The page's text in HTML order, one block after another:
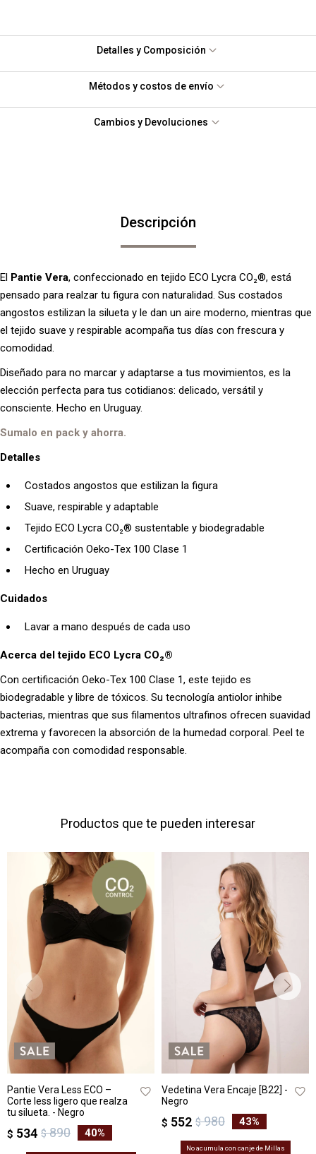
Detalles y Composición
Métodos y costos de envío
Cambios y Devoluciones
Descripción
El Pantie Vera, confeccionado en tejido ECO Lycra CO₂®, está
pensado para realzar tu figura con naturalidad. Sus costados
angostos estilizan la silueta y le dan un aire moderno, mientras que
el tejido suave y respirable acompaña tus días con frescura y
comodidad.
Diseñado para no marcar y adaptarse a tus movimientos, es la
elección perfecta para tus cotidianos: delicado, versátil y
consciente. Hecho en Uruguay.
Sumalo en pack y ahorra.
Detalles
Costados angostos que estilizan la figura
Suave, respirable y adaptable
Tejido ECO Lycra CO₂® sustentable y biodegradable
Certificación Oeko-Tex 100 Clase 1
Hecho en Uruguay
Cuidados
Lavar a mano después de cada uso
Acerca del tejido ECO Lycra CO₂®
Con certificación Oeko-Tex 100 Clase 1, este tejido es
biodegradable y libre de tóxicos. Su tecnología antiolor inhibe
bacterias, mientras que sus filamentos ultrafinos ofrecen suavidad
extrema y favorecen la absorción de la humedad corporal. Peel te
acompaña con comodidad responsable.
Productos que te pueden interesar
Pantie Vera Less ECO –
Corte less ligero que realza
tu silueta. - Negro
$ 534 $ 890 40
Vedetina Vera Encaje [B22] -
Negro
$ 552 $ 980 43
No acumula con canje de Millas